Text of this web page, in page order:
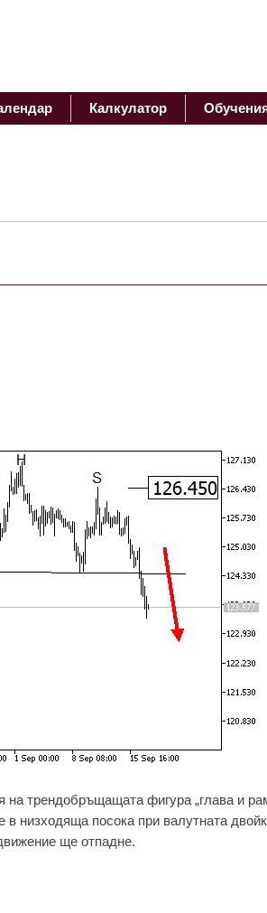
Калкулатор
трендобръщащата фигура „глава и
в низходяща посока при валутната
ще отпадне.